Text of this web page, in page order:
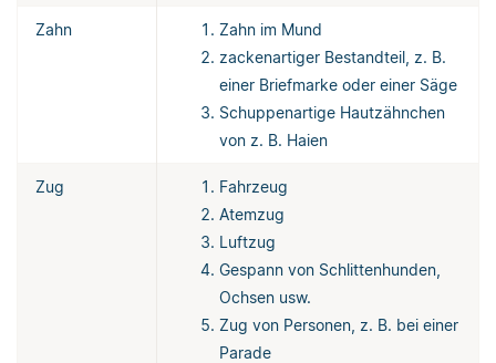
Zahn
Zahn im Mund
zackenartiger Bestandteil, z. B.
einer Briefmarke oder einer Säge
Schuppenartige Hautzähnchen
von z. B. Haien
Zug
Fahrzeug
Atemzug
Luftzug
Gespann von Schlittenhunden,
Ochsen usw.
Zug von Personen, z. B. bei einer
Parade